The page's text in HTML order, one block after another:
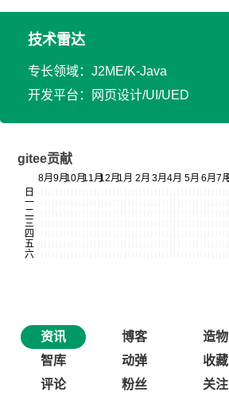
技术雷达
专长领域：J2ME/K-Java
开发平台：网页设计/UI/UED
gitee贡献
资讯 博客
造物
智库
动弹
收藏
评论
粉丝 关注